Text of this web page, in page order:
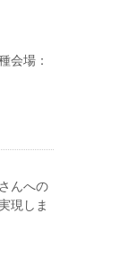
会場：
んへの
現しま